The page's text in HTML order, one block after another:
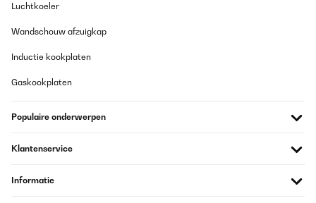
Luchtkoeler
Wandschouw afzuigkap
Inductie kookplaten
Gaskookplaten
Populaire onderwerpen
Klantenservice
Informatie